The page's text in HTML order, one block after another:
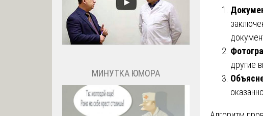
другие
МИНУТКА ЮМОРА